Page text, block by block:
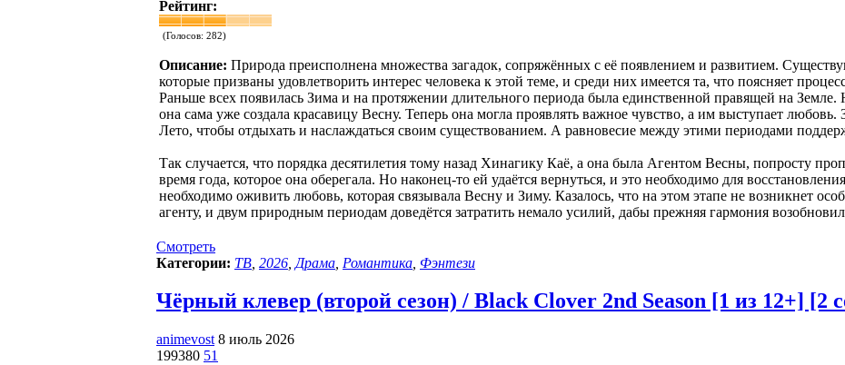
Рейтинг:
(Голосов: 282)
Описание: Природа преисполнена множества загадок, сопряжённых с её появлением и развитием.
которые призваны удовлетворить интерес человека к этой теме, и среди них имеется та, что поясняет
Раньше всех появилась Зима и на протяжении длительного периода была единственной правящей на Земле.
она сама уже создала красавицу Весну. Теперь она могла проявлять важное чувство, а им выступает любовь.
Лето, чтобы отдыхать и наслаждаться своим существованием. А равновесие между этими периодами
Так случается, что порядка десятилетия тому назад Хинагику Каё, а она была Агентом Весны, попросту
время года, которое она оберегала. Но наконец-то ей удаётся вернуться, и это необходимо для
необходимо оживить любовь, которая связывала Весну и Зиму. Казалось, что на этом этапе не возникнет
агенту, и двум природным периодам доведётся затратить немало усилий, дабы прежняя гармония
Смотреть
Категории: ТВ 2026 Драма Романтика Фэнтези
Чёрный клевер (второй сезон) / Black Clover 2nd Season [1 из 12+] [2
animevost 8 июль 2026
199380 51